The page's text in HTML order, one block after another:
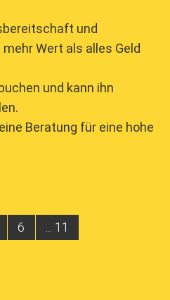
und
Wert als alles Geld
und kann ihn
Beratung für eine hohe
6 ... 11